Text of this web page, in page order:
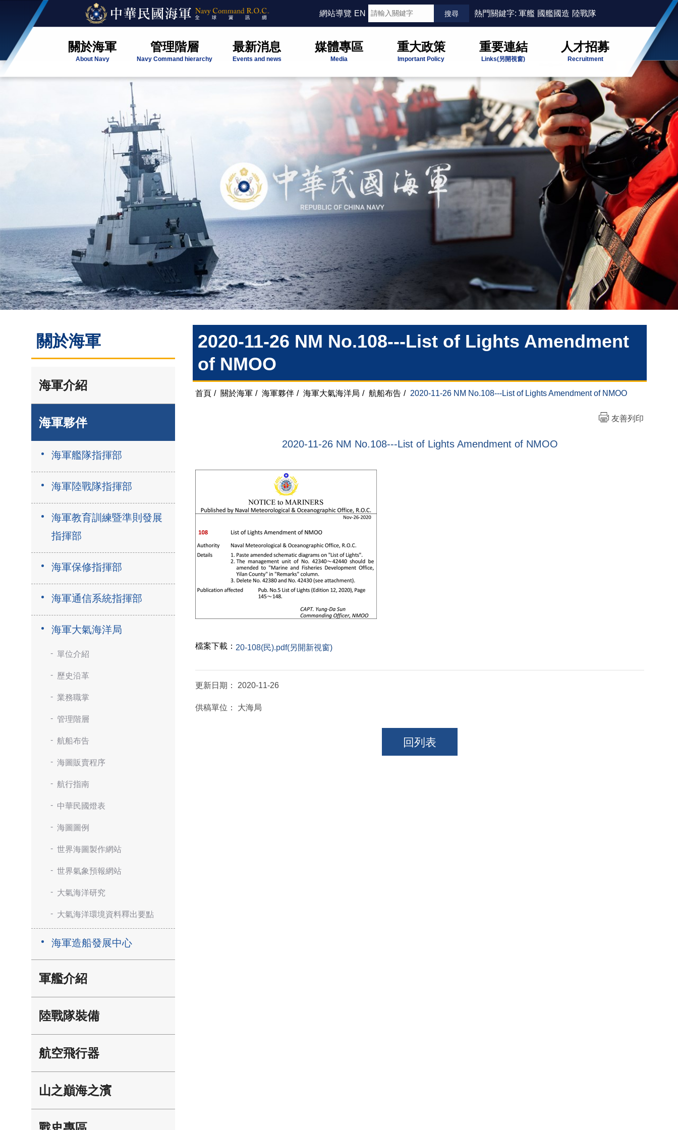
網站導覽 EN 熱門關鍵字: 軍艦 國艦國造 陸戰隊
關於海軍
About Navy
管理階層
Navy Command hierarchy
最新消息
Events and news
媒體專區
Media
重大政策
Important Policy
重要連結
Links(另開視窗)
人才招募
Recruitment
關於海軍
海軍介紹
海軍夥伴
海軍艦隊指揮部
海軍陸戰隊指揮部
海軍教育訓練暨準則發展
指揮部
海軍保修指揮部
海軍通信系統指揮部
海軍大氣海洋局
單位介紹
歷史沿革
業務職掌
管理階層
航船布告
海圖販賣程序
航行指南
中華民國燈表
海圖圖例
世界海圖製作網站
世界氣象預報網站
大氣海洋研究
大氣海洋環境資料釋出要點
海軍造船發展中心
軍艦介紹
陸戰隊裝備
航空飛行器
山之巔海之濱
2020-11-26 NM No.108---List of Lights Amendment
of NMOO
首頁 / 關於海軍 / 海軍夥伴 / 海軍大氣海洋局 / 航船布告 / 2020-11-26 NM No.108---List of Lights Amendment of NMOO
友善列印
2020-11-26 NM No.108---List of Lights Amendment of NMOO
檔案下載： 20-108(民).pdf(另開新視窗)
更新日期： 2020-11-26
供稿單位： 大海局
回列表